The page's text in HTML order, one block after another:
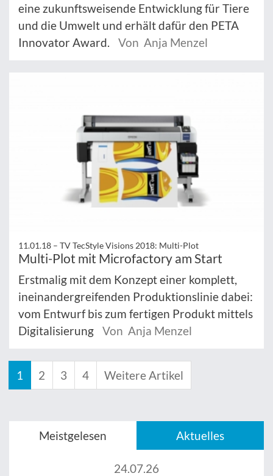
eine zukunftsweisende Entwicklung für Tiere
und die Umwelt und erhält dafür den PETA
Innovator Award.
Von Anja Menzel
11.01.18 – TV TecStyle Visions 2018: Multi-Plot
Multi-Plot mit Microfactory am Start
Erstmalig mit dem Konzept einer komplett,
ineinandergreifenden Produktionslinie dabei:
vom Entwurf bis zum fertigen Produkt mittels
Digitalisierung
Von Anja Menzel
1 2 3 4 Weitere Artikel
Meistgelesen Aktuelles
24.07.26